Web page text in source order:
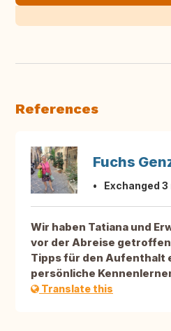
References
Fuchs
Exchanged
Wir haben Tatiana und
vor der Abreise
Tipps für den Aufenthalt
persönliche
Translate this